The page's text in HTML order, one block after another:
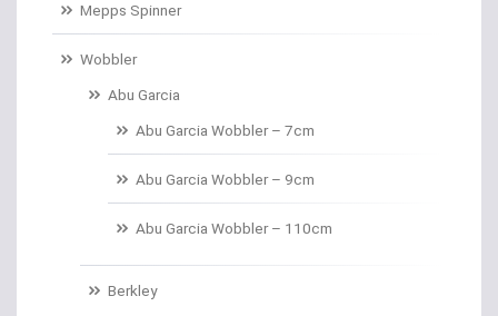
Baitformer für Forellenteig
Banksticks/Erdspeere
Barrows & Trolleys
Barschhaken gebunden
Bauchtaschen
Mepps Spinner
Wobbler
Abu Garcia
Abu Garcia Wobbler – 7cm
Abu Garcia Wobbler – 9cm
Abu Garcia Wobbler – 110cm
Berkley